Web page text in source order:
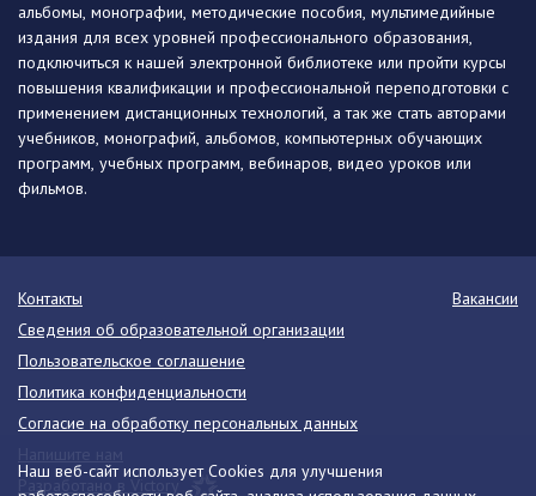
Наш веб-сайт использует Cookies для улучшения
альбомы, монографии, методические пособия, мультимедийные
издания для всех уровней профессионального образования,
подключиться к нашей электронной библиотеке или пройти курсы
повышения квалификации и профессиональной переподготовки с
применением дистанционных технологий, а так же стать авторами
учебников, монографий, альбомов, компьютерных обучающих
программ, учебных программ, вебинаров, видео уроков или
фильмов.
Контакты
Вакансии
Сведения об образовательной организации
Пользовательское соглашение
Политика конфиденциальности
Согласие на обработку персональных данных
Разработано в Victory